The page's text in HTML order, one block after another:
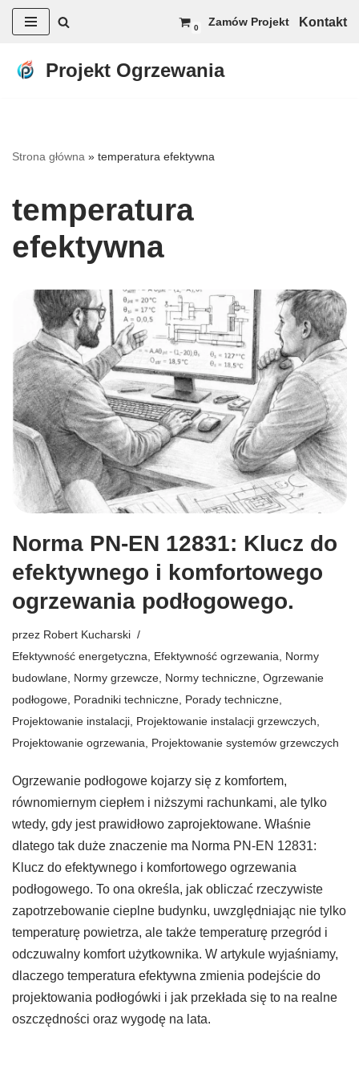
do
0 Zamów Projekt Kontakt
Projekt Ogrzewania
Strona główna » temperatura efektywna
temperatura
efektywna
Norma PN-EN 12831: Klucz do
efektywnego i komfortowego
ogrzewania podłogowego.
przez Robert Kucharski
Efektywność energetyczna
Efektywność ogrzewania
Normy
budowlane Normy grzewcze Normy techniczne Ogrzewanie
podłogowe Poradniki techniczne Porady techniczne
Projektowanie instalacji Projektowanie instalacji grzewczych
Projektowanie ogrzewania
Projektowanie systemów grzewczych
Ogrzewanie podłogowe kojarzy się z komfortem,
równomiernym ciepłem i niższymi rachunkami, ale tylko
wtedy, gdy jest prawidłowo zaprojektowane. Właśnie
dlatego tak duże znaczenie ma Norma PN-EN 12831:
Klucz do efektywnego i komfortowego ogrzewania
podłogowego. To ona określa, jak obliczać rzeczywiste
zapotrzebowanie cieplne budynku, uwzględniając nie tylko
temperaturę powietrza, ale także temperaturę przegród i
odczuwalny komfort użytkownika. W artykule wyjaśniamy,
dlaczego temperatura efektywna zmienia podejście do
projektowania podłogówki i jak przekłada się to na realne
oszczędności oraz wygodę na lata.